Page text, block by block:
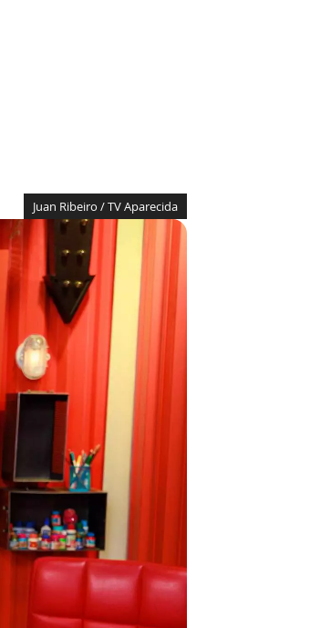
Juan Ribeiro / TV Aparecida